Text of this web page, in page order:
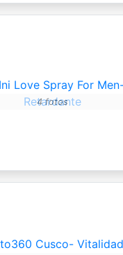
4 fotos